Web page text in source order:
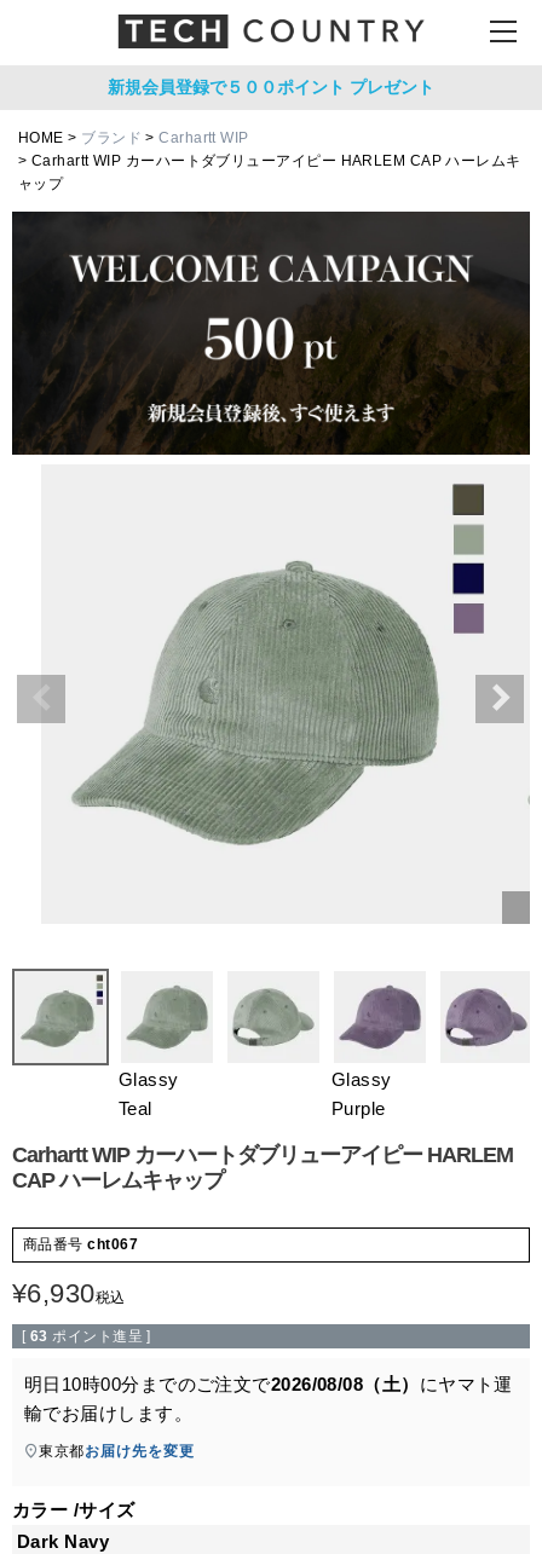
新規会員登録で５００ポイント プレゼント
HOME ブランド
Carhartt WIP
Carhartt WIP カーハートダブリューアイピー HARLEM CAP ハーレムキ
ャップ
Glassy
Teal
Glassy
Purple
Carhartt WIP カーハートダブリューアイピー HARLEM
CAP ハーレムキャップ
商品番号 cht067
¥6,930税込
[ 63 ポイント進呈 ]
明日 10時00分 までのご注文で2026/08/08（土） にヤマト運
輸でお届けします。
東京都お届け先を変更
カラー サイズ
Dark Navy